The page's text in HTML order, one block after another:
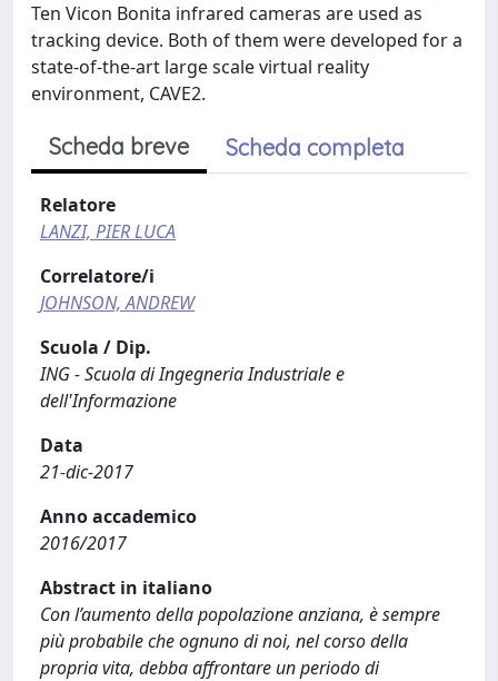
Ten Vicon Bonita infrared cameras are used as
tracking device. Both of them were developed for a
state-of-the-art large scale virtual reality
environment, CAVE2.
Scheda breve Scheda completa
Relatore
LANZI, PIER LUCA
Correlatore/i
JOHNSON, ANDREW
Scuola / Dip.
ING - Scuola di Ingegneria Industriale e
dell'Informazione
Data
21-dic-2017
Anno accademico
2016/2017
Abstract in italiano
Con l’aumento della popolazione anziana, è sempre
più probabile che ognuno di noi, nel corso della
propria vita, debba affrontare un periodo di